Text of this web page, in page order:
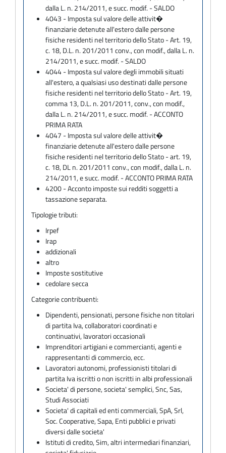
dalla L. n. 214/2011, e succ. modif. - SALDO
4043 - Imposta sul valore delle attivit�
finanziarie detenute all'estero dalle persone
fisiche residenti nel territorio dello Stato - Art. 19,
c. 18, D.L. n. 201/2011 conv., con modif., dalla L. n.
214/2011, e succ. modif. - SALDO
4044 - Imposta sul valore degli immobili situati
all'estero, a qualsiasi uso destinati dalle persone
fisiche residenti nel territorio dello Stato - Art. 19,
comma 13, D.L. n. 201/2011, conv., con modif.,
dalla L. n. 214/2011, e succ. modif. - ACCONTO
PRIMA RATA
4047 - Imposta sul valore delle attivit�
finanziarie detenute all'estero dalle persone
fisiche residenti nel territorio dello Stato - art. 19,
c. 18, DL n. 201/2011 conv., con modif., dalla L. n.
214/2011, e succ. modif. - ACCONTO PRIMA RATA
4200 - Acconto imposte sui redditi soggetti a
tassazione separata.
Tipologie tributi:
Irpef
Irap
addizionali
altro
Imposte sostitutive
cedolare secca
Categorie contribuenti:
Dipendenti, pensionati, persone fisiche non titolari
di partita Iva, collaboratori coordinati e
continuativi, lavoratori occasionali
Imprenditori artigiani e commercianti, agenti e
rappresentanti di commercio, ecc.
Lavoratori autonomi, professionisti titolari di
partita Iva iscritti o non iscritti in albi professionali
Societa' di persone, societa' semplici, Snc, Sas,
Studi Associati
Societa' di capitali ed enti commerciali, SpA, Srl,
Soc. Cooperative, Sapa, Enti pubblici e privati
diversi dalle societa'
Istituti di credito, Sim, altri intermediari finanziari,